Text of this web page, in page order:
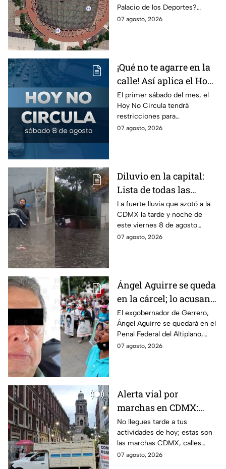
en Metro, camión y
Metrobús
Palacio de los Deportes?
Consulta cómo llegar en
07 agosto, 2026
¡Qué no te agarre en la
calle! Así aplica el Hoy
No Circula el primer
sábado del mes
El primer sábado del mes, el
Hoy No Circula tendrá
restricciones para
determinados vehículos en la
07 agosto, 2026
Diluvio en la capital:
Lista de todas las
inundaciones en CDMX
HOY viernes 7 de
agosto
La fuerte lluvia que azotó a la
CDMX la tarde y noche de
este viernes 8 de agosto
provocó inundaciones y otras
07 agosto, 2026
Ángel Aguirre se queda
en la cárcel; lo acusan
de destruir
información del caso
Ayotzinapa
El exgobernador de Gerrero,
Ángel Aguirre se quedará en el
Penal Federal del Altiplano,
luego de que fue detenido ayer
07 agosto, 2026
Alerta vial por
marchas en CDMX:
Manifestantes retiran
bloqueo en Canela y Eje
3 Sur, colonia Granjas
México
No llegues tarde a tus
actividades de hoy; estas son
las marchas CDMX, calles
cerradas y bloqueos que
07 agosto, 2026